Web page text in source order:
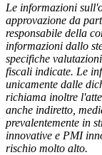
Le informazioni
approvazione da
responsabile della
informazioni dallo
specifiche
fiscali indicate. Le
unicamente dalle
richiama inoltre
anche indiretto,
prevalentemente in
innovative e PMI
rischio molto alto.